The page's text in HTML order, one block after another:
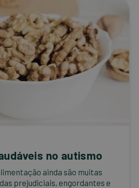
no autismo
ainda são muitas
prejudiciais, engordantes e